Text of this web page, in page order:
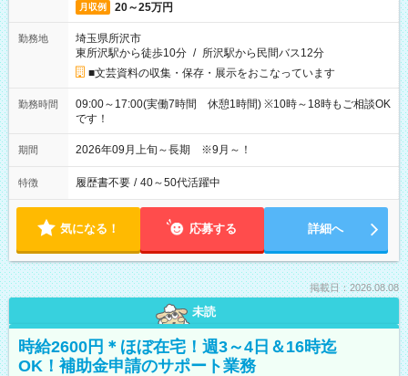
月収例 20～25万円
勤務地
埼玉県所沢市
東所沢駅から徒歩10分 / 所沢駅から民間バス12分
■文芸資料の収集・保存・展示をおこなっています
勤務時間
09:00～17:00(実働7時間 休憩1時間) ※10時～18時もご相談OK
です！
期間 2026年09月上旬～長期 ※9月～！
特徴 履歴書不要 / 40～50代活躍中
気になる！ 応募する 詳細へ
掲載日：2026.08.08
未読
時給2600円＊ほぼ在宅！週3～4日＆16時迄
OK！補助金申請のサポート業務